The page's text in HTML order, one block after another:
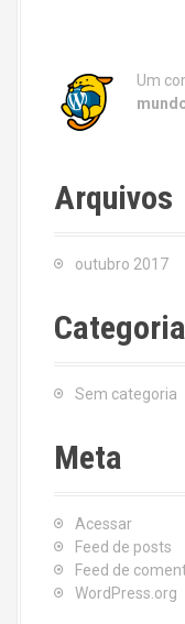
Um
Arquivos
outubro 2017
Sem categoria
Meta
Acessar
Feed de posts
Feed de
WordPress.org